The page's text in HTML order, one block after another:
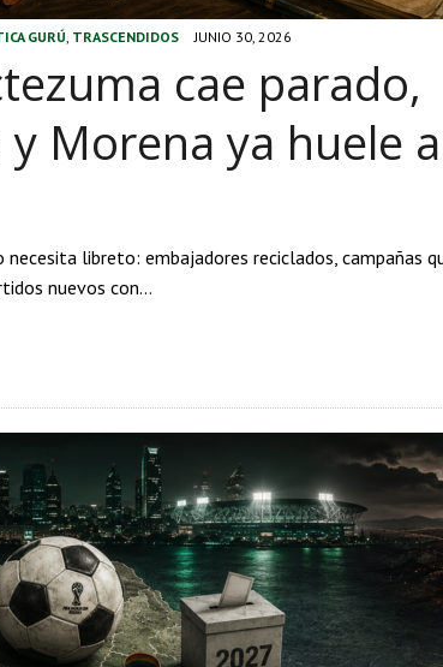
GURÚ, TRASCENDIDOS JUNIO 30, 2026
cae parado,
Morena ya huele a
libreto: embajadores reciclados, campañas
nuevos con…